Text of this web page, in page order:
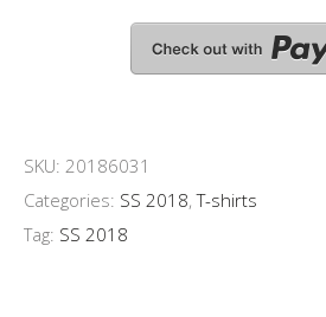
SKU: 20186031
Categories: SS 2018,T-shirts
Tag: SS 2018